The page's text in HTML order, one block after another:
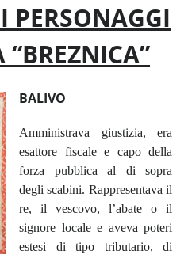
PERSONAGGI
“BREZNICA”
BALIVO
Amministrava giustizia, era
esattore fiscale e capo della
forza pubblica al di sopra
degli scabini. Rappresentava il
re, il vescovo, l’abate o il
signore locale e aveva poteri
estesi di tipo tributario, di